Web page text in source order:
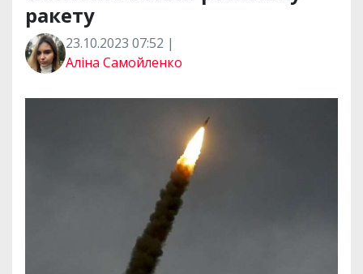
ракету
23.10.2023 07:52 |
Аліна Самойленко